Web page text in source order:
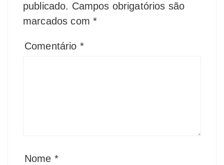
publicado. Campos obrigatórios são
marcados com *
Comentário *
Nome *